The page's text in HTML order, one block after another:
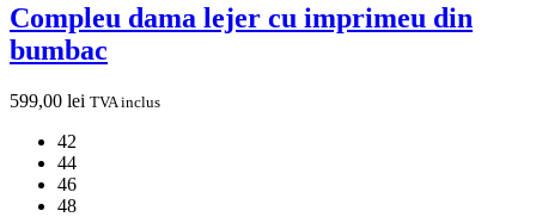
Compleu dama lejer cu imprimeu din
bumbac
599,00 lei TVA inclus
42
44
46
48